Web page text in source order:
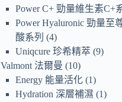
Power C+ 勁量維生素C+
Power Hyaluronic 勁量至
酸系列
4
Uniqcure 珍希精萃 9
Valmont 法爾曼
10
Energy 能量活化 1
Hydration 深層補濕
1